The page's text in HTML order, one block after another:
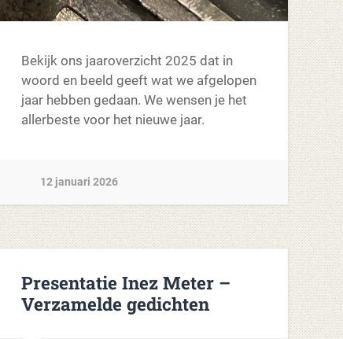
Bekijk ons jaaroverzicht 2025 dat in
woord en beeld geeft wat we afgelopen
jaar hebben gedaan. We wensen je het
allerbeste voor het nieuwe jaar.
12 januari 2026
Presentatie Inez Meter –
Verzamelde gedichten